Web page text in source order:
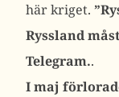
här kriget.
Ryssland
Telegram..
I maj